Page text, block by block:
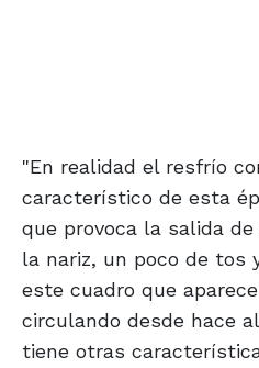
"En realidad el resfrío
característico de esta
que provoca la salida
la nariz, un poco de tos
este cuadro que
circulando desde hace
tiene otras